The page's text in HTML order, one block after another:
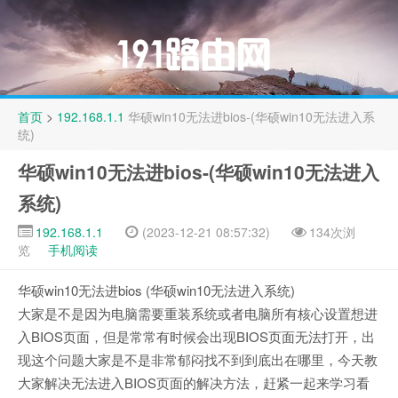
首页 > 192.168.1.1 华硕win10无法进bios-(华硕win10无法进入系
统)
华硕win10无法进bios-(华硕win10无法进入
系统)
192.168.1.1 (2023-12-21 08:57:32)
134次浏
览
手机阅读
华硕win10无法进bios (华硕win10无法进入系统)
大家是不是因为电脑需要重装系统或者电脑所有核心设置想进
入BIOS页面，但是常常有时候会出现BIOS页面无法打开，出
现这个问题大家是不是非常郁闷找不到到底出在哪里，今天教
大家解决无法进入BIOS页面的解决方法，赶紧一起来学习看